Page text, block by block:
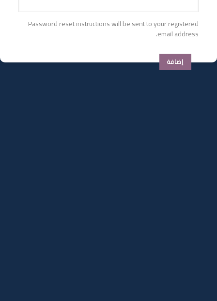
Password reset instructions will be sent to your registered
email address.